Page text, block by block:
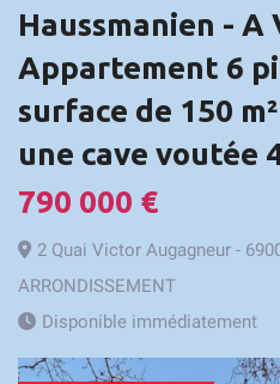
Haussmanien - A
Appartement 6
surface de 150
une cave voutée
790 000 €
2 Quai Victor Augagneur -
ARRONDISSEMENT
Disponible immédiatement